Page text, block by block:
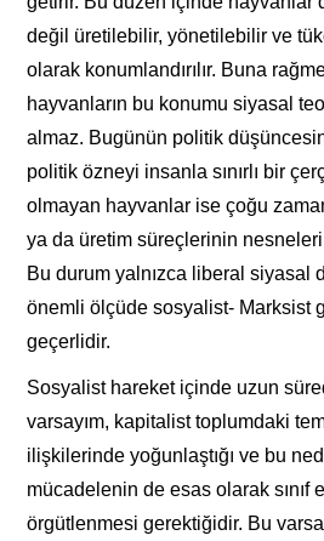
değil üretilebilir, yönetilebilir ve
olarak konumlandırılır. Buna
hayvanların bu konumu siyasal
almaz. Bugünün politik
politik özneyi insanla sınırlı bir
olmayan hayvanlar ise çoğu
ya da üretim süreçlerinin
Bu durum yalnızca liberal siyasal
önemli ölçüde sosyalist- Marksist
geçerlidir.
Sosyalist hareket içinde uzun
varsayım, kapitalist toplumdaki
ilişkilerinde yoğunlaştığı ve bu
mücadelenin de esas olarak sınıf
örgütlenmesi gerektiğidir. Bu